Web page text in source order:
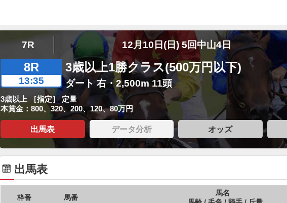
7R 12月10日(日) 5回中山4日
8R
13:35
3歳以上1勝クラス(500万円以下)
ダート 右・2,500m 11頭
3歳以上 ［指定］ 定量
本賞金：800、320、200、120、80万円
出馬表 データ分析 オッズ
出馬表
枠番 馬番
馬名